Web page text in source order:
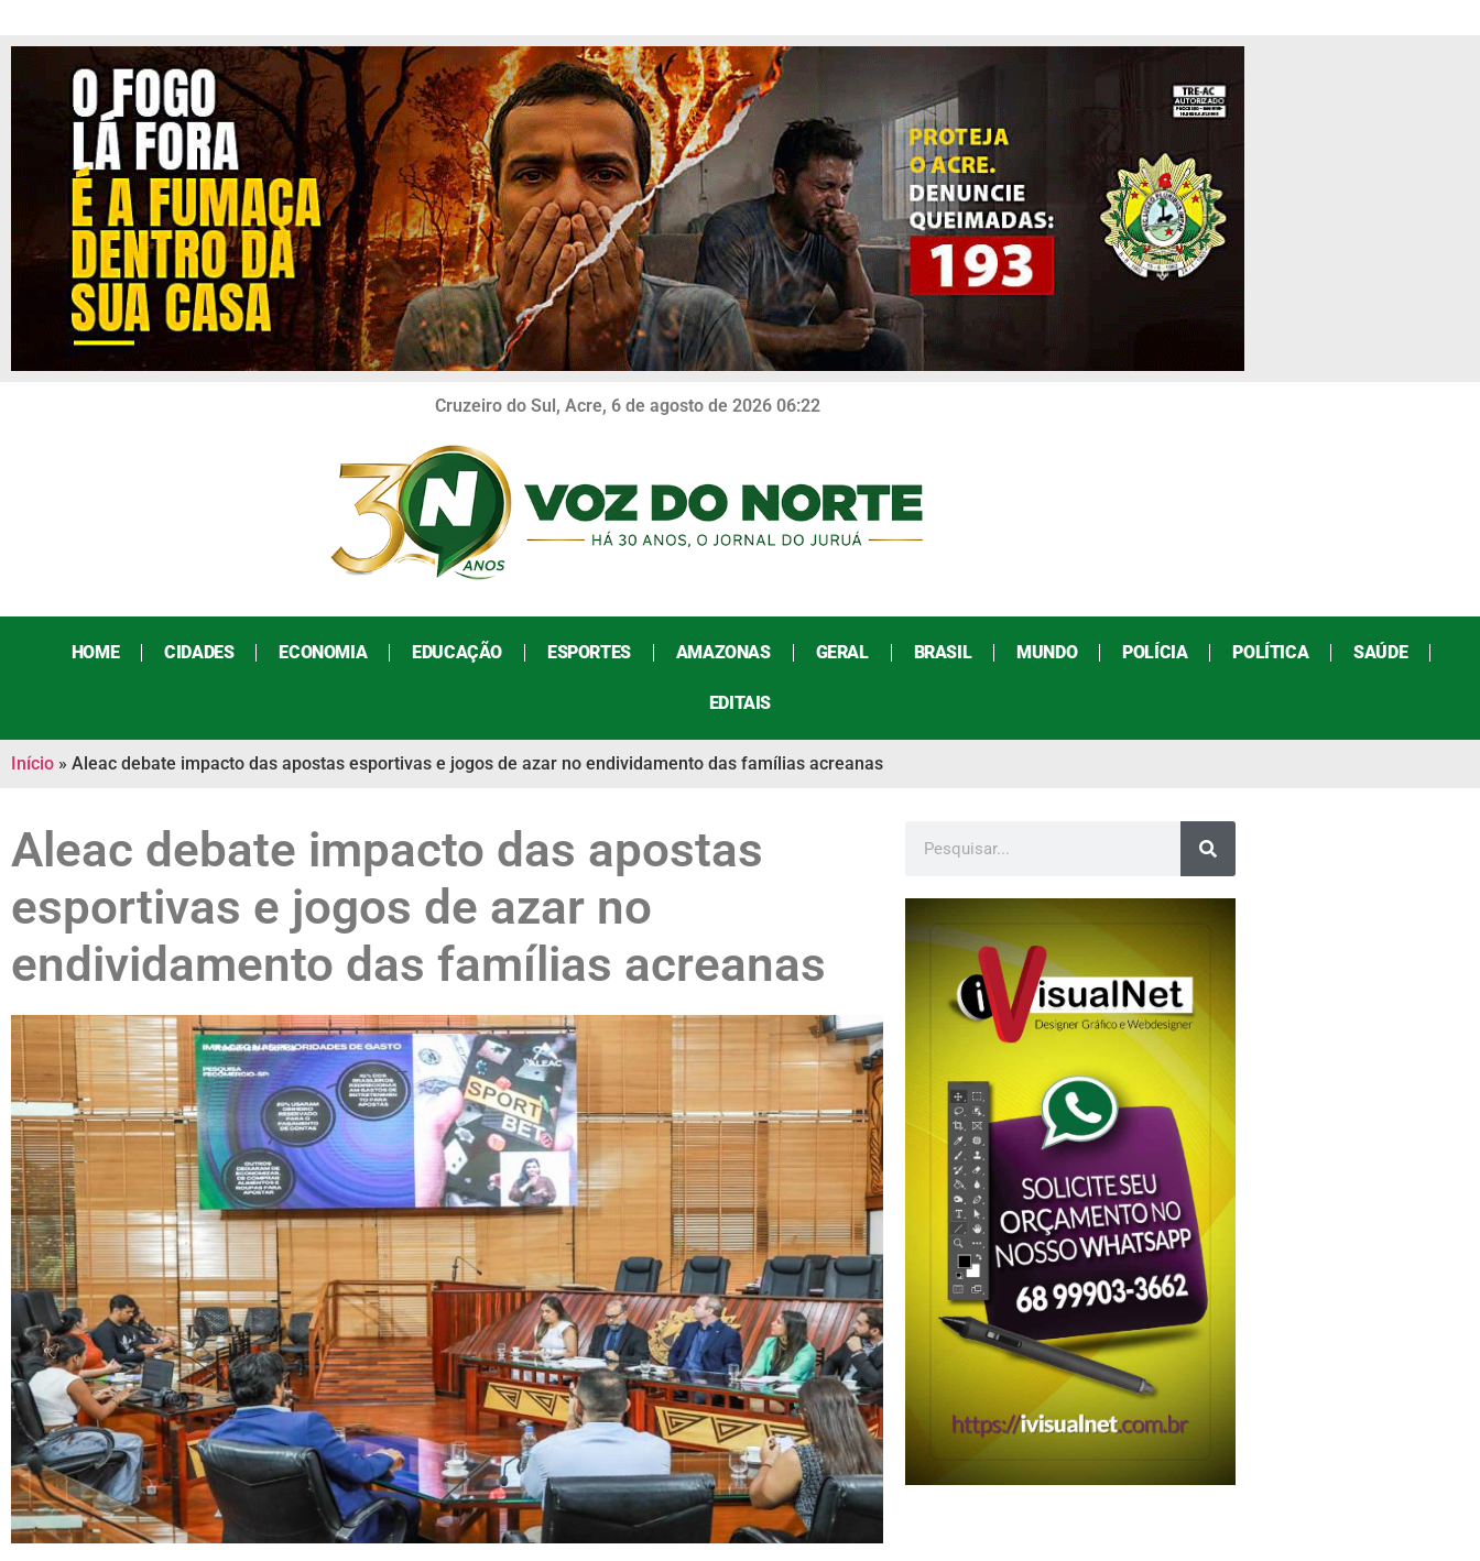
Cruzeiro do Sul, Acre, 6 de agosto de 2026 06:22
HOME CIDADES ECONOMIA EDUCAÇÃO ESPORTES AMAZONAS GERAL BRASIL MUNDO POLÍCIA POLÍTICA SAÚDE
EDITAIS
Início » Aleac debate impacto das apostas esportivas e jogos de azar no endividamento das famílias acreanas
Aleac debate impacto das apostas
esportivas e jogos de azar no
endividamento das famílias acreanas